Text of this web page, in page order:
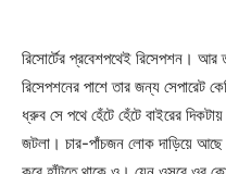
রিসোর্টের প্রবেশপথেই রিসেপশন। আর
রিসেপশনের পাশে তার জন্য সেপারেট
ধ্রুব সে পথে হেঁটে হেঁটে বাইরের
জটলা। চার-পাঁচজন লোক দাড়িয়ে